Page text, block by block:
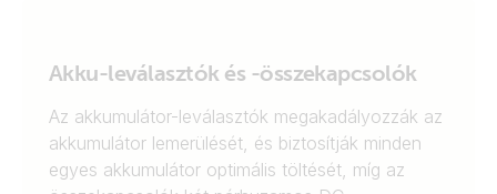
Akku-leválasztók és -összekapcsolók
Az akkumulátor-leválasztók megakadályozzák az
akkumulátor lemerülését, és biztosítják minden
egyes akkumulátor optimális töltését, míg az